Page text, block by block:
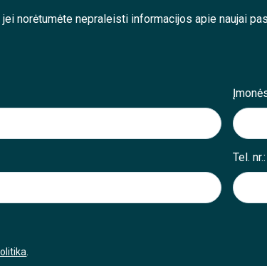
jei norėtumėte nepraleisti informacijos apie naujai
Tel. nr.: